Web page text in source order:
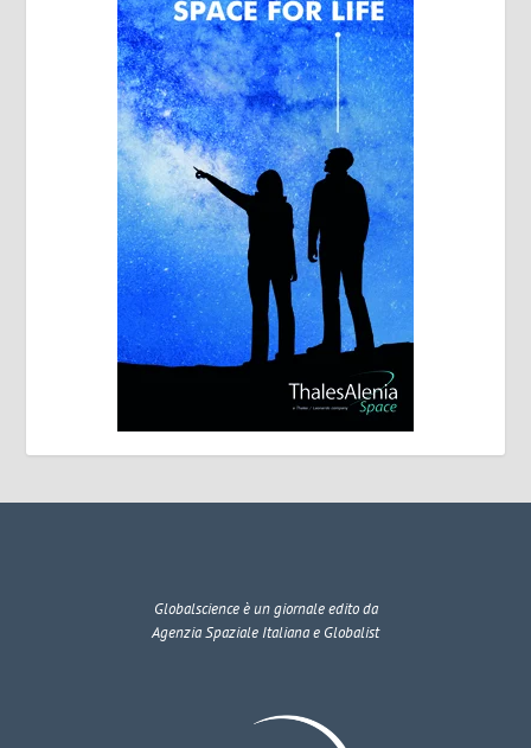
Globalscienceè un giornale edito da
Agenzia Spaziale Italiana e Globalist